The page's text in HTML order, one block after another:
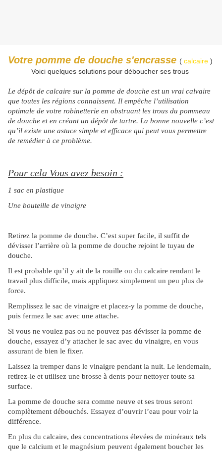
Votre pomme de douche s'encrasse ( calcaire )
Voici quelques solutions pour déboucher ses trous
Le dépôt de calcaire sur la pomme de douche est un vrai calvaire
que toutes les régions connaissent. Il empêche l’utilisation
optimale de votre robinetterie en obstruant les trous du pommeau
de douche et en créant un dépôt de tartre. La bonne nouvelle c’est
qu’il existe une astuce simple et efficace qui peut vous permettre
de remédier à ce problème.
Pour cela Vous avez besoin :
1 sac en plastique
Une bouteille de vinaigre
Retirez la pomme de douche. C’est super facile, il suffit de
dévisser l’arrière où la pomme de douche rejoint le tuyau de
douche.
Il est probable qu’il y ait de la rouille ou du calcaire rendant le
travail plus difficile, mais appliquez simplement un peu plus de
force.
Remplissez le sac de vinaigre et placez-y la pomme de douche,
puis fermez le sac avec une attache.
Si vous ne voulez pas ou ne pouvez pas dévisser la pomme de
douche, essayez d’y attacher le sac avec du vinaigre, en vous
assurant de bien le fixer.
Laissez la tremper dans le vinaigre pendant la nuit. Le lendemain,
retirez-le et utilisez une brosse à dents pour nettoyer toute sa
surface.
La pomme de douche sera comme neuve et ses trous seront
complètement débouchés. Essayez d’ouvrir l’eau pour voir la
différence.
En plus du calcaire, des concentrations élevées de minéraux tels
que le calcium et le magnésium peuvent également boucher les